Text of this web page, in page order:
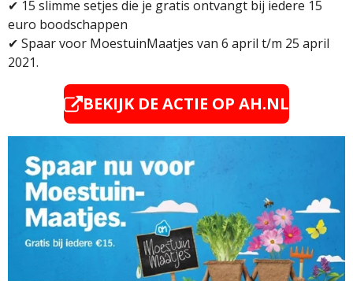
✔ 15 slimme setjes die je gratis ontvangt bij iedere 15
euro boodschappen
✔ Spaar voor MoestuinMaatjes van 6 april t/m 25 april
2021.
BEKIJK DE ACTIE OP AH.NL